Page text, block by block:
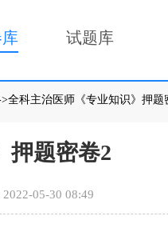
试题库
全科主治医师《专业知识》押题
押题密卷2
2022-05-30 08:49